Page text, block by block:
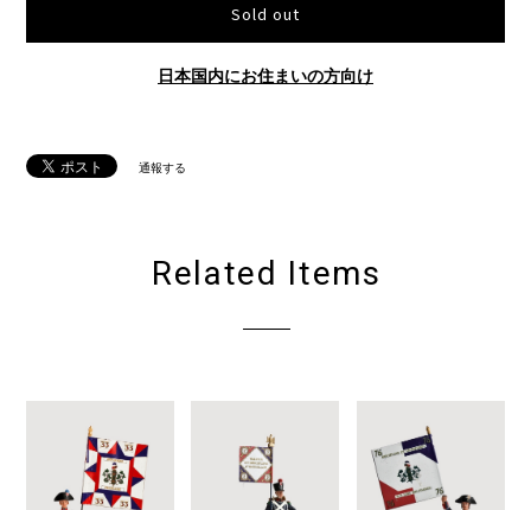
Sold out
日本国内にお住まいの方向け
通報する
Related Items